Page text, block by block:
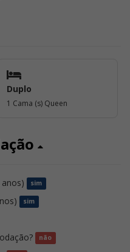
Duplo
1 Cama (s) Queen
sim
sim
não